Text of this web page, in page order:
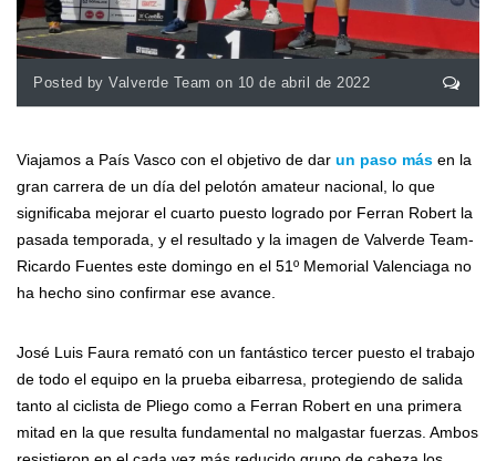
Posted by Valverde Team on 10 de abril de 2022
Viajamos a País Vasco con el objetivo de dar un paso más en la
gran carrera de un día del pelotón amateur nacional, lo que
significaba mejorar el cuarto puesto logrado por Ferran Robert la
pasada temporada, y el resultado y la imagen de Valverde Team-
Ricardo Fuentes este domingo en el 51º Memorial Valenciaga no
ha hecho sino confirmar ese avance.
José Luis Faura remató con un fantástico tercer puesto el trabajo
de todo el equipo en la prueba eibarresa, protegiendo de salida
tanto al ciclista de Pliego como a Ferran Robert en una primera
mitad en la que resulta fundamental no malgastar fuerzas. Ambos